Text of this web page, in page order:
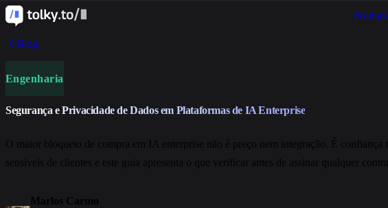
Produto
Blog
Engenharia
Segurança e Privacidade de Dados em Plataformas de IA Enterprise
O maior bloqueio de compra em IA enterprise não é preço nem integração. É
sensíveis de clientes e este guia apresenta o que verificar antes de assinar qualquer
Marlos Carmo